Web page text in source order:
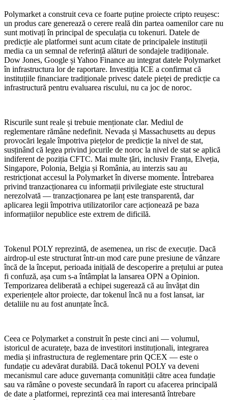
Polymarket a construit ceva ce foarte puține proiecte cripto reușesc:
un produs care generează o cerere reală din partea oamenilor care nu
sunt motivați în principal de speculația cu tokenuri. Datele de
predicție ale platformei sunt acum citate de principalele instituții
media ca un semnal de referință alături de sondajele tradiționale.
Dow Jones, Google și Yahoo Finance au integrat datele Polymarket
în infrastructura lor de raportare. Investiția ICE a confirmat că
instituțiile financiare tradiționale privesc datele pieței de predicție ca
infrastructură pentru evaluarea riscului, nu ca joc de noroc.
Riscurile sunt reale și trebuie menționate clar. Mediul de
reglementare rămâne nedefinit. Nevada și Massachusetts au depus
provocări legale împotriva piețelor de predicție la nivel de stat,
susținând că legea privind jocurile de noroc la nivel de stat se aplică
indiferent de poziția CFTC. Mai multe țări, inclusiv Franța, Elveția,
Singapore, Polonia, Belgia și România, au interzis sau au
restricționat accesul la Polymarket în diverse momente. Întrebarea
privind tranzacționarea cu informații privilegiate este structural
nerezolvată — tranzacționarea pe lanț este transparentă, dar
aplicarea legii împotriva utilizatorilor care acționează pe baza
informațiilor nepublice este extrem de dificilă.
Tokenul POLY reprezintă, de asemenea, un risc de execuție. Dacă
airdrop-ul este structurat într-un mod care pune presiune de vânzare
încă de la început, perioada inițială de descoperire a prețului ar putea
fi confuză, așa cum s-a întâmplat la lansarea OPN a Opinion.
Temporizarea deliberată a echipei sugerează că au învățat din
experiențele altor proiecte, dar tokenul încă nu a fost lansat, iar
detaliile nu au fost anunțate încă.
Ceea ce Polymarket a construit în peste cinci ani — volumul,
istoricul de acuratețe, baza de investitori instituționali, integrarea
media și infrastructura de reglementare prin QCEX — este o
fundație cu adevărat durabilă. Dacă tokenul POLY va deveni
mecanismul care aduce guvernanța comunității către acea fundație
sau va rămâne o poveste secundară în raport cu afacerea principală
de date a platformei, reprezintă cea mai interesantă întrebare